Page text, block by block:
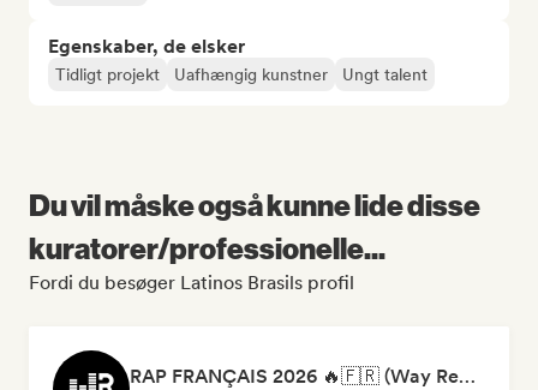
Egenskaber, de elsker
Tidligt projekt Uafhængig kunstner Ungt talent
Du vil måske også kunne lide disse
kuratorer/professionelle...
Fordi du besøger Latinos Brasils profil
RAP FRANÇAIS 2026 🔥🇫🇷 (Way Records)